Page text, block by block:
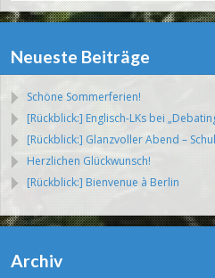
Neueste Beiträge
Schöne Sommerferien!
[Rückblick:] Englisch-LKs bei
[Rückblick:] Glanzvoller Abend –
Herzlichen Glückwunsch!
[Rückblick:] Bienvenue à Berlin
Archiv